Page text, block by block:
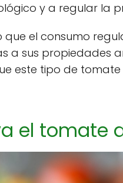
y a regular la
el consumo
a sus propiedades
este tipo de
el tomate